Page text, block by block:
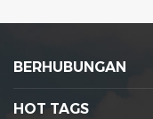
baru dari bahan
dapat diabaikan
ramah lingkungan,
BERHUBUNGAN
HOT TAGS